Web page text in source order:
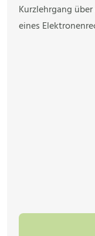
Kurzlehrgang
eines